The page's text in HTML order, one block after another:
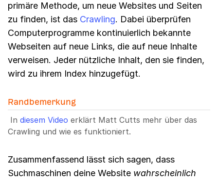
primäre Methode, um neue Websites und Seiten
zu finden, ist das Crawling. Dabei überprüfen
Computerprogramme kontinuierlich bekannte
Webseiten auf neue Links, die auf neue Inhalte
verweisen. Jeder nützliche Inhalt, den sie finden,
wird zu ihrem Index hinzugefügt.
Randbemerkung
In diesem Video erklärt Matt Cutts mehr über das
Crawling und wie es funktioniert.
Zusammenfassend lässt sich sagen, dass
Suchmaschinen deine Website wahrscheinlich